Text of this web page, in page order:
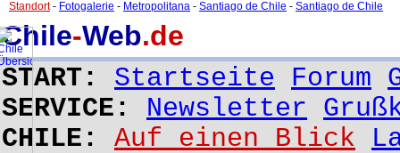
Chile-Web.de
START: Startseite Forum
SERVICE: Newsletter
CHILE: Auf einen Blick
Standort- Fotogalerie - Metropolitana - Santiago de Chile - Santiago de Chile